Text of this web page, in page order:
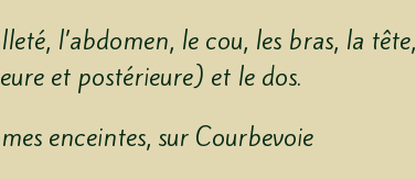
l’abdomen, le cou, les bras, la tête,
et postérieure) et le dos.
enceintes, sur Courbevoie